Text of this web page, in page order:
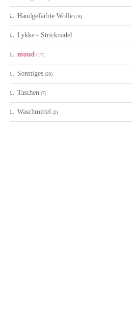
Handgefärbte Wolle (78)
Lykke - Stricknadel
muud (17)
Sonstiges (20)
Taschen (7)
Waschmittel (2)